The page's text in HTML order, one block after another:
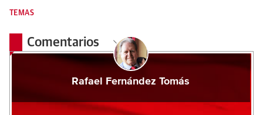
TEMAS
Comentarios
Rafael Fernández Tomás